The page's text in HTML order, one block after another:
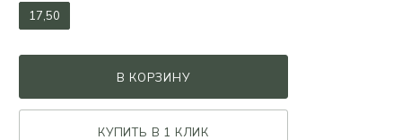
17,50
В КОРЗИНУ
КУПИТЬ В 1 КЛИК